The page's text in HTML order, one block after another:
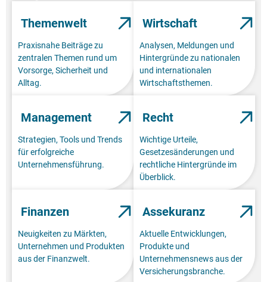
Themenwelt
Praxisnahe Beiträge zu
zentralen Themen rund um
Vorsorge, Sicherheit und
Alltag.
Wirtschaft
Analysen, Meldungen und
Hintergründe zu nationalen
und internationalen
Wirtschaftsthemen.
Management
Strategien, Tools und Trends
für erfolgreiche
Unternehmensführung.
Recht
Wichtige Urteile,
Gesetzesänderungen und
rechtliche Hintergründe im
Überblick.
Finanzen
Neuigkeiten zu Märkten,
Unternehmen und Produkten
aus der Finanzwelt.
Assekuranz
Aktuelle Entwicklungen,
Produkte und
Unternehmensnews aus der
Versicherungsbranche.